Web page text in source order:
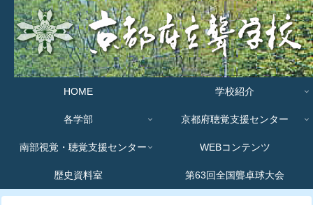
HOME 学校紹介
各学部 京都府聴覚支援センター
南部視覚・聴覚支援センター WEBコンテンツ
歴史資料室 第63回全国聾卓球大会